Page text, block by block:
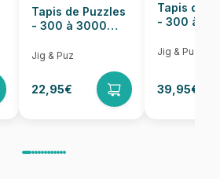
Tapis de Puzzles
- 300 à 3000
Jig & Puz
22,95€
Tapis de
- 300 à
Jig & Puz
39,95€